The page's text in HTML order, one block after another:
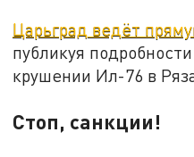
Царьград ведёт
публикуя
крушении Ил-76 в
Стоп, санкции!